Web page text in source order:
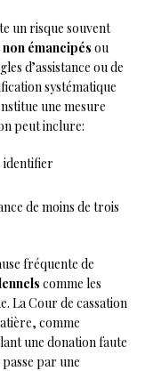
un risque souvent
émancipés ou
d’assistance ou de
systématique
une mesure
peut inclure:
identifier
de moins de trois
fréquente de
comme les
La Cour de cassation
comme
une donation faute
par une